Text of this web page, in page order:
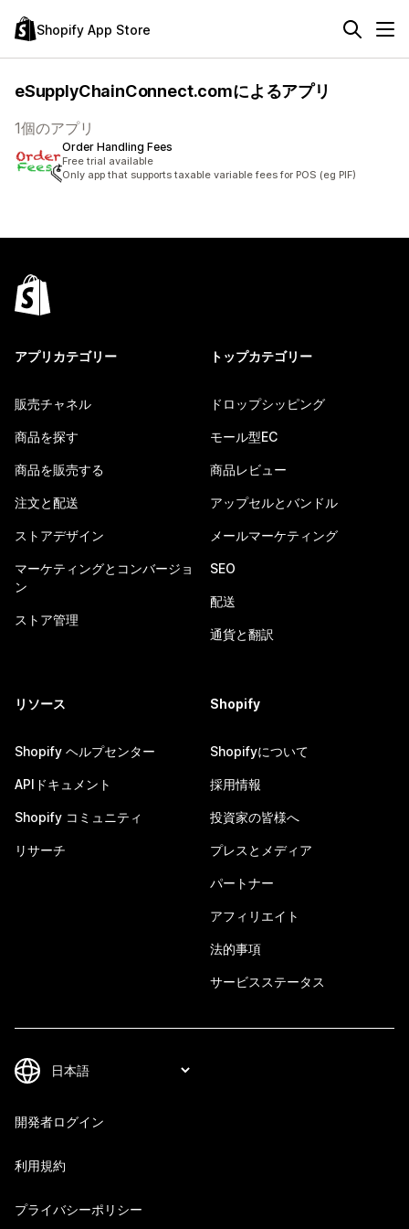
Shopify App Store
eSupplyChainConnect.comによるアプリ
1個のアプリ
Order Handling Fees
Free trial available
Only app that supports taxable variable fees for POS (eg PIF)
アプリカテゴリー
販売チャネル
商品を探す
商品を販売する
注文と配送
ストアデザイン
マーケティングとコンバージョ
ン
ストア管理
トップカテゴリー
ドロップシッピング
モール型EC
商品レビュー
アップセルとバンドル
メールマーケティング
SEO
配送
通貨と翻訳
リソース
Shopify ヘルプセンター
APIドキュメント
Shopify コミュニティ
リサーチ
Shopify
Shopifyについて
採用情報
投資家の皆様へ
プレスとメディア
パートナー
アフィリエイト
法的事項
サービスステータス
開発者ログイン
利用規約
プライバシーポリシー